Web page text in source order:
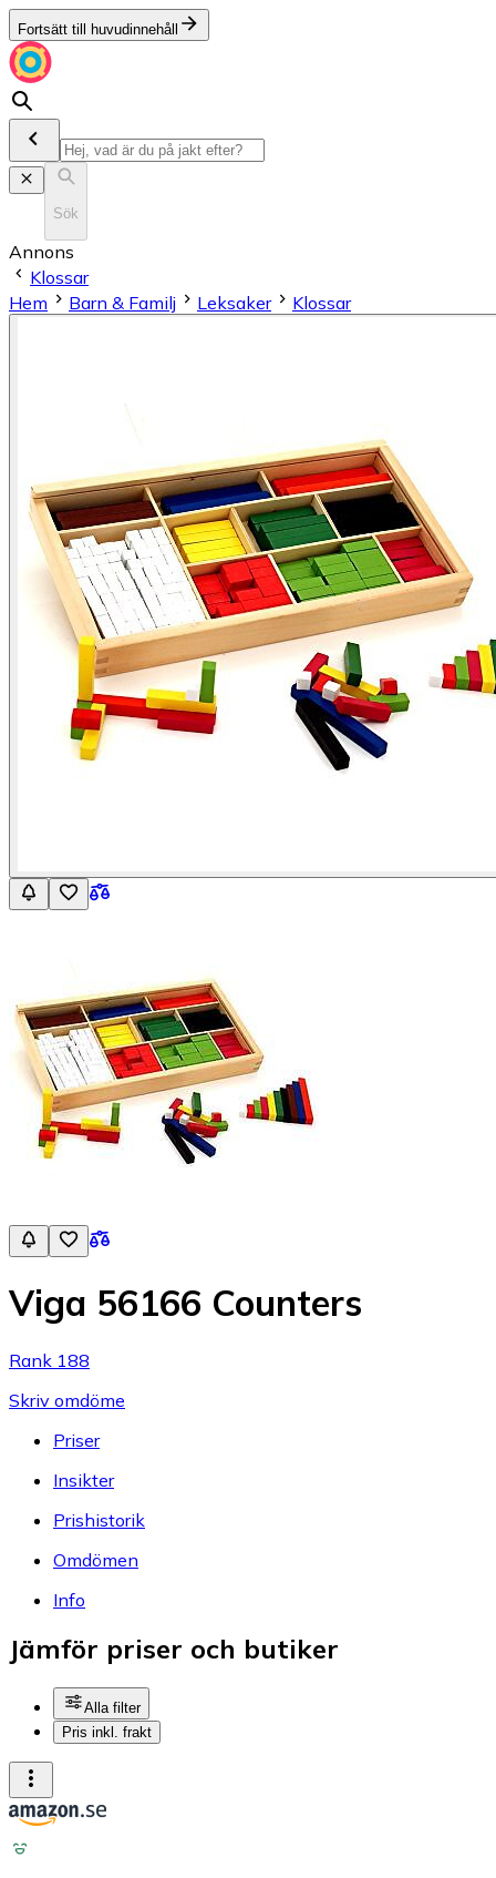
Fortsätt till huvudinnehåll
Sök
Annons
Klossar
Hem
Barn & Familj Leksaker Klossar
Viga 56166 Counters
Rank 188
Skriv omdöme
Priser
Insikter
Prishistorik
Omdömen
Info
Jämför priser och butiker
Alla filter
Pris inkl. frakt